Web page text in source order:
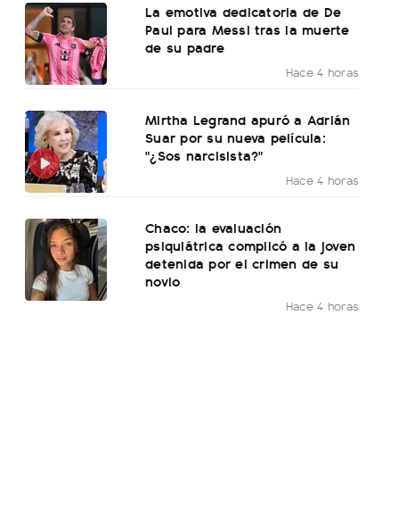
La emotiva dedicatoria de De
Paul para Messi tras la muerte
de su padre
Hace 4 horas
Mirtha Legrand apuró a Adrián
Suar por su nueva película:
"¿Sos narcisista?"
Hace 4 horas
Chaco: la evaluación
psiquiátrica complicó a la joven
detenida por el crimen de su
novio
Hace 4 horas